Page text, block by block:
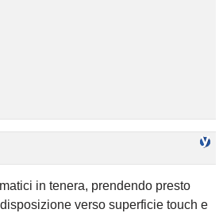
in tenera, prendendo presto
verso superficie touch e